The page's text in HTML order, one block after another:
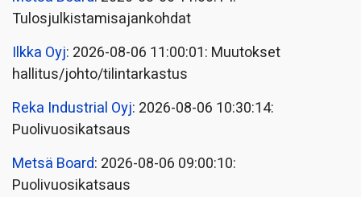
Tulosjulkistamisajankohdat
Ilkka Oyj: 2026-08-06 11:00:01: Muutokset
hallitus/johto/tilintarkastus
Reka Industrial Oyj: 2026-08-06 10:30:14:
Puolivuosikatsaus
Metsä Board: 2026-08-06 09:00:10:
Puolivuosikatsaus